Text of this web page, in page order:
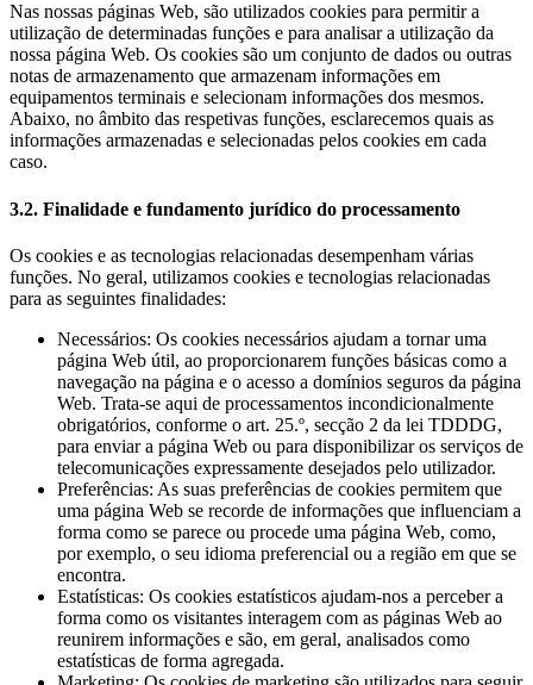
Nas nossas páginas Web, são utilizados cookies para permitir a
utilização de determinadas funções e para analisar a utilização da
nossa página Web. Os cookies são um conjunto de dados ou outras
notas de armazenamento que armazenam informações em
equipamentos terminais e selecionam informações dos mesmos.
Abaixo, no âmbito das respetivas funções, esclarecemos quais as
informações armazenadas e selecionadas pelos cookies em cada
caso.
3.2. Finalidade e fundamento jurídico do processamento
Os cookies e as tecnologias relacionadas desempenham várias
funções. No geral, utilizamos cookies e tecnologias relacionadas
para as seguintes finalidades:
Necessários: Os cookies necessários ajudam a tornar uma
página Web útil, ao proporcionarem funções básicas como a
navegação na página e o acesso a domínios seguros da página
Web. Trata-se aqui de processamentos incondicionalmente
obrigatórios, conforme o art. 25.º, secção 2 da lei TDDDG,
para enviar a página Web ou para disponibilizar os serviços de
telecomunicações expressamente desejados pelo utilizador.
Preferências: As suas preferências de cookies permitem que
uma página Web se recorde de informações que influenciam a
forma como se parece ou procede uma página Web, como,
por exemplo, o seu idioma preferencial ou a região em que se
encontra.
Estatísticas: Os cookies estatísticos ajudam-nos a perceber a
forma como os visitantes interagem com as páginas Web ao
reunirem informações e são, em geral, analisados como
estatísticas de forma agregada.